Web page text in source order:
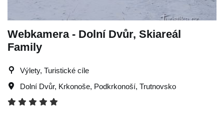
Webkamera - Dolní Dvůr, Skiareál
Family
Výlety, Turistické cíle
Dolní Dvůr, Krkonoše, Podkrkonoší, Trutnovsko